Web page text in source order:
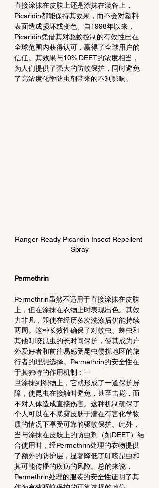
直接涂抹在皮肤上还是涂抹在装备上，
Picaridin都能保持其效果，而不会对塑料
表面造成损坏或变色。自1998年以来，
Picaridin凭借其对驱蚊控制的有效性已在
全球范围内获得认可，赢得了全球用户的
信任。其效果与10% DEET的浓度相当，
为人们提供了强大的防蚊保护，同时避免
了高浓度化学防虫剂带来的不利影响。
Ranger Ready Picaridin Insect Repellent
Spray
Permethrin
Permethrin虽然不适用于直接涂抹在皮肤
上，但在涂抹在衣物上时表现出色。其效
力非凡，即使在经历多次洗涤后仍能持续
两周。这种长效性确保了对蚊虫、蜱虫和
其他叮咬昆虫的长时间保护，使其成为户
外爱好者和前往易感受昆虫侵扰地区的旅
行者的理想选择。Permethrin的安全性在
于其独特的作用机制：一
旦涂抹到织物上，它就形成了一道保护屏
障，使昆虫在接触时避免，甚至击毙，而
不对人体造成直接伤害。这种机制确保了
个人可以在不暴露皮肤于潜在有害化学物
质的情况下享受可靠的驱蚊保护。此外，
当与涂抹在皮肤上的防虫剂（如DEET）结
合使用时，经Permethrin处理的衣物提供
了额外的防护层，显著降低了叮咬昆虫和
其可能传播的疾病的风险。总的来说，
Permethrin处理的服装的安全性证明了其